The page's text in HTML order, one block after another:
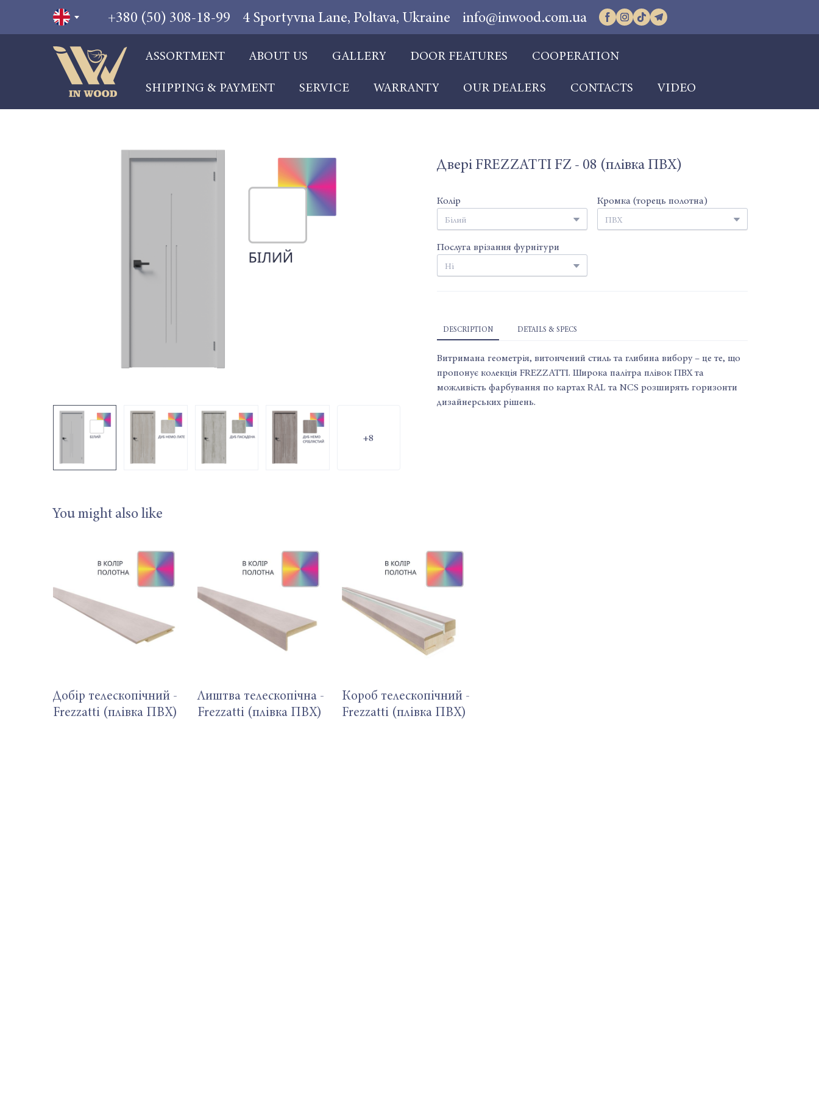
+380 (50) 308-18-99 4 Sportyvna Lane, Poltava, Ukraine info@inwood.com.ua
ASSORTMENT ABOUT US GALLERY DOOR FEATURES
COOPERATION
SHIPPING & PAYMENT
SERVICE WARRANTY OUR DEALERS CONTACTS VIDEO
+8
Двері FREZZATTI FZ - 08 (плівка ПВХ)
Колір Кромка (торець полотна)
Послуга врізання фурнітури
DESCRIPTION DETAILS & SPECS
Витримана геометрія, витончений стиль та глибина вибору – це те, що
пропонує колекція FREZZATTI. Широка палітра плівок ПВХ та
можливість фарбування по картах RAL та NCS розширять горизонти
дизайнерських рішень.
You might also like
Добір телескопічний -
Frezzatti (плівка ПВХ)
Лиштва телескопічна -
Frezzatti (плівка ПВХ)
Короб телескопічний -
Frezzatti (плівка ПВХ)